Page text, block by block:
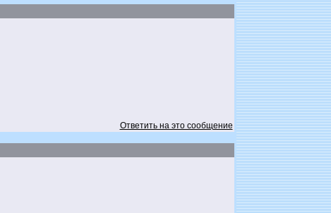
Ответить на это сообщение